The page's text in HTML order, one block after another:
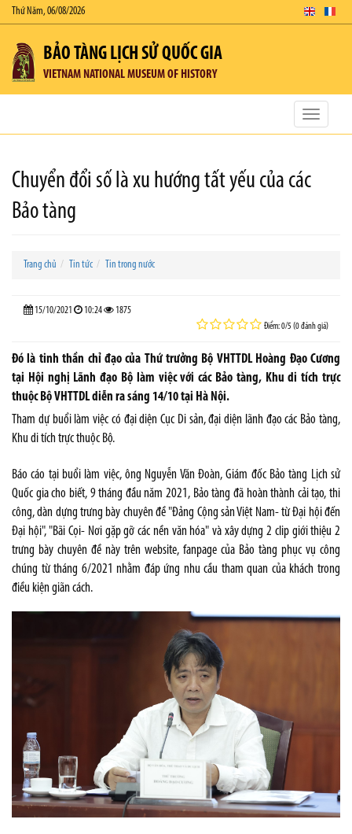
Thứ Năm, 06/08/2026
BẢO TÀNG LỊCH SỬ QUỐC GIA
VIETNAM NATIONAL MUSEUM OF HISTORY
Toggle
Chuyển đổi số là xu hướng tất yếu của các
Bảo tàng
Trang chủ Tin tức Tin trong nước
15/10/2021 10:24 1875
Điểm: 0/5 (0 đánh giá)
Đó là tinh thần chỉ đạo của Thứ trưởng Bộ VHTTDL Hoàng Đạo Cương
tại Hội nghị Lãnh đạo Bộ làm việc với các Bảo tàng, Khu di tích trực
thuộc Bộ VHTTDL diễn ra sáng 14/10 tại Hà Nội.
Tham dự buổi làm việc có đại diện Cục Di sản, đại diện lãnh đạo các Bảo tàng,
Khu di tích trực thuộc Bộ.
Báo cáo tại buổi làm việc, ông Nguyễn Văn Đoàn, Giám đốc Bảo tàng Lịch sử
Quốc gia cho biết, 9 tháng đầu năm 2021, Bảo tàng đã hoàn thành cải tạo, thi
công, dàn dựng trưng bày chuyên đề "Đảng Cộng sản Việt Nam- từ Đại hội đến
Đại hội", "Bãi Cọi- Nơi gặp gỡ các nền văn hóa" và xây dựng 2 clip giới thiệu 2
trưng bày chuyên đề này trên website, fanpage của Bảo tàng phục vụ công
chúng từ tháng 6/2021 nhằm đáp ứng nhu cầu tham quan của khách trong
điều kiện giãn cách.